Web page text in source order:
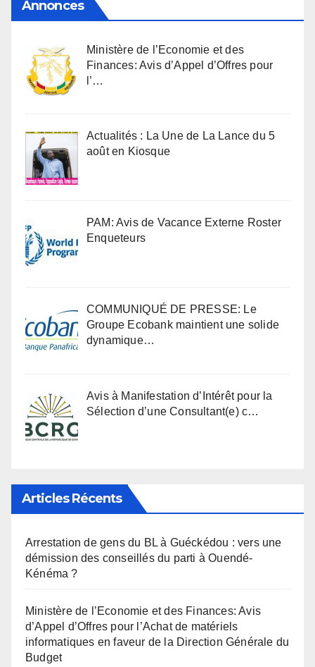
Annonces
Ministère de l’Economie et des
Finances: Avis d’Appel d’Offres pour
l’…
Actualités : La Une de La Lance du 5
août en Kiosque
PAM: Avis de Vacance Externe Roster
Enqueteurs
COMMUNIQUÉ DE PRESSE: Le
Groupe Ecobank maintient une solide
dynamique…
Avis à Manifestation d’Intérêt pour la
Sélection d’une Consultant(e) c…
Articles Récents
Arrestation de gens du BL à Guéckédou : vers une
démission des conseillés du parti à Ouendé-
Kénéma ?
Ministère de l’Economie et des Finances: Avis
d’Appel d’Offres pour l’Achat de matériels
informatiques en faveur de la Direction Générale du
Budget